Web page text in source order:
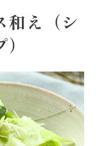
和え（シ